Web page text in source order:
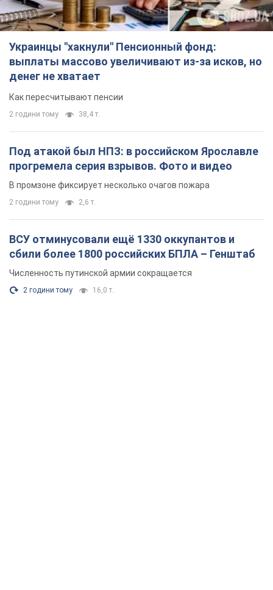
Под атакой был НПЗ: в российском Ярославле
прогремела серия взрывов. Фото и видео
В промзоне фиксирует несколько очагов пожара
2 години тому 2,6 т.
ВСУ отминусовали ещё 1330 оккупантов и
сбили более 1800 российских БПЛА – Генштаб
Численность путинской армии сокращается
2 години тому 16,0 т.